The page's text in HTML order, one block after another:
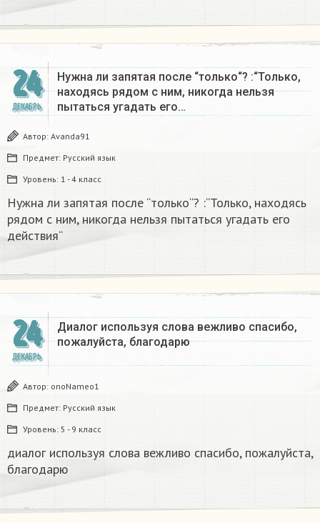
24
ДЕКАБРЬ
Нужна ли запятая после “только“? :“Только,
находясь рядом с ним, никогда нельзя
пытаться угадать его…
Автор: Avanda91
Предмет: Русский язык
Уровень: 1 - 4 класс
Нужна ли запятая после “только“? :“Только, находясь
рядом с ним, никогда нельзя пытаться угадать его
действия“
24
ДЕКАБРЬ
Диалог используя слова вежливо спасибо,
пожалуйста, благодарю
Автор: onoNameo1
Предмет: Русский язык
Уровень: 5 - 9 класс
диалог используя слова вежливо спасибо, пожалуйста,
благодарю